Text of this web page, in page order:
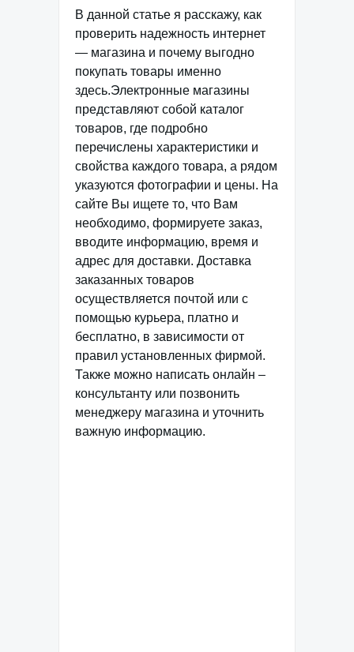
В данной статье я расскажу, как
проверить надежность интернет
— магазина и почему выгодно
покупать товары именно
здесь.Электронные магазины
представляют собой каталог
товаров, где подробно
перечислены характеристики и
свойства каждого товара, а рядом
указуются фотографии и цены. На
сайте Вы ищете то, что Вам
необходимо, формируете заказ,
вводите информацию, время и
адрес для доставки. Доставка
заказанных товаров
осуществляется почтой или с
помощью курьера, платно и
бесплатно, в зависимости от
правил установленных фирмой.
Также можно написать онлайн –
консультанту или позвонить
менеджеру магазина и уточнить
важную информацию.